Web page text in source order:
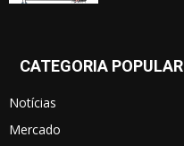
CATEGORIA POPULAR
Notícias
Mercado